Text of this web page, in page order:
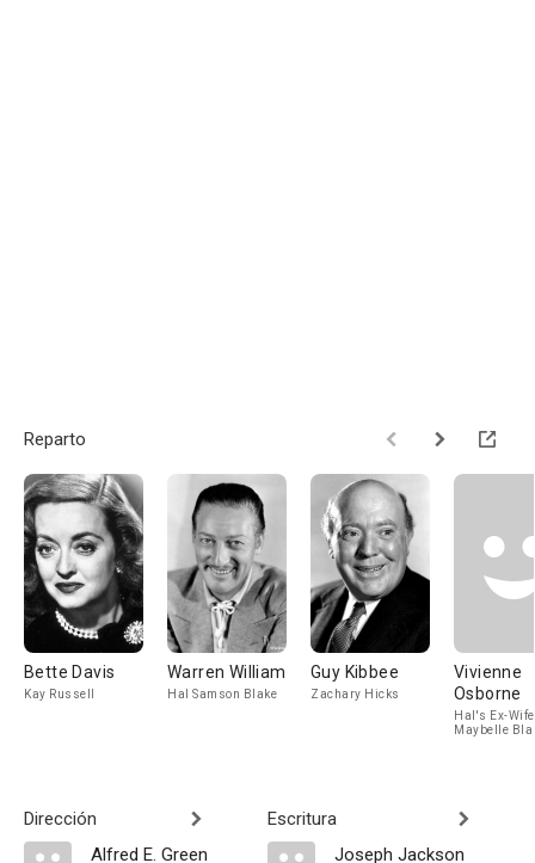
Reparto
Bette Davis
Kay Russell
Warren William
Hal Samson Blake
Guy Kibbee
Zachary Hicks
Vivienne
Osborne
Hal's Ex-Wife
Maybelle
Dirección
Alfred E. Green
Escritura
Joseph Jackson